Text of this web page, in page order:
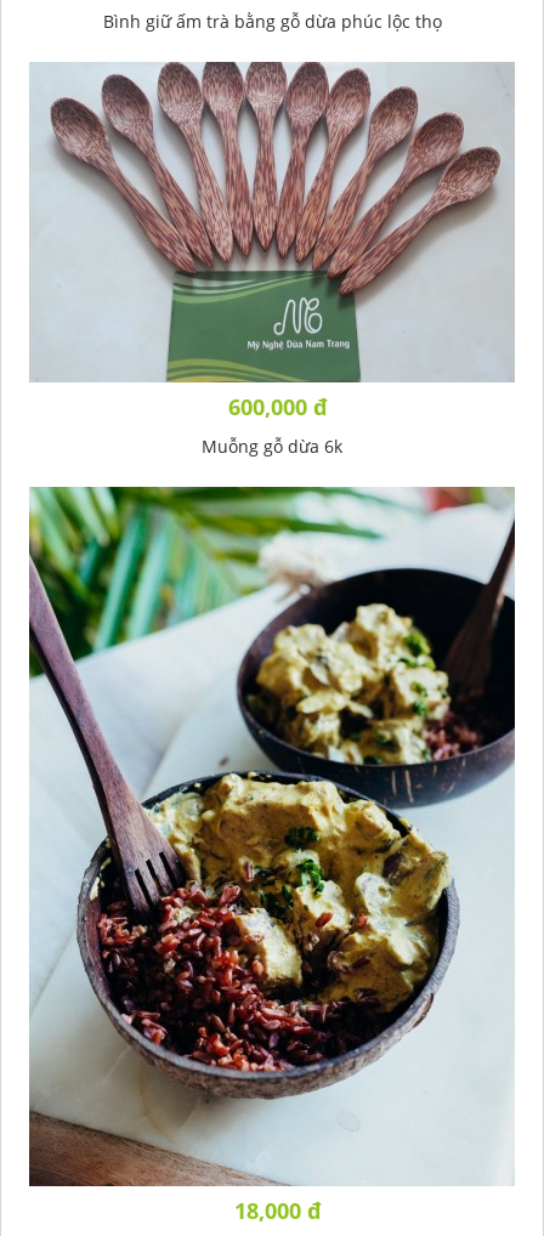
Bình giữ ấm trà bằng gỗ dừa phúc lộc thọ
600,000 đ
Muỗng gỗ dừa 6k
18,000 đ